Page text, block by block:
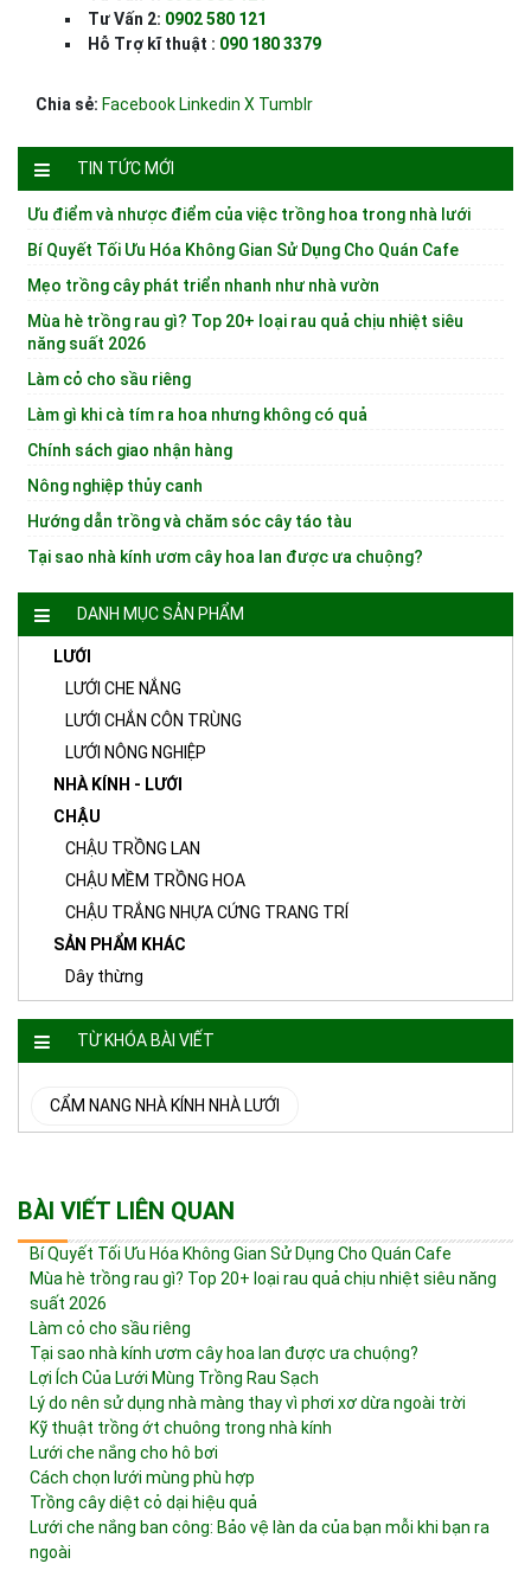
Tư Vấn 2: 0902 580 121
Hỗ Trợ kĩ thuật : 090 180 3379
Chia sẻ: Facebook Linkedin X Tumblr
TIN TỨC MỚI
Ưu điểm và nhược điểm của việc trồng hoa trong nhà lưới
Bí Quyết Tối Ưu Hóa Không Gian Sử Dụng Cho Quán Cafe
Mẹo trồng cây phát triển nhanh như nhà vườn
Mùa hè trồng rau gì? Top 20+ loại rau quả chịu nhiệt siêu
năng suất 2026
Làm cỏ cho sầu riêng
Làm gì khi cà tím ra hoa nhưng không có quả
Chính sách giao nhận hàng
Nông nghiệp thủy canh
Hướng dẫn trồng và chăm sóc cây táo tàu
Tại sao nhà kính ươm cây hoa lan được ưa chuộng?
DANH MỤC SẢN PHẨM
LƯỚI
LƯỚI CHE NẮNG
LƯỚI CHẮN CÔN TRÙNG
LƯỚI NÔNG NGHIỆP
NHÀ KÍNH - LƯỚI
CHẬU
CHẬU TRỒNG LAN
CHẬU MỀM TRỒNG HOA
CHẬU TRẮNG NHỰA CỨNG TRANG TRÍ
SẢN PHẨM KHÁC
Dây thừng
TỪ KHÓA BÀI VIẾT
CẨM NANG NHÀ KÍNH NHÀ LƯỚI
BÀI VIẾT LIÊN QUAN
Bí Quyết Tối Ưu Hóa Không Gian Sử Dụng Cho Quán Cafe
Mùa hè trồng rau gì? Top 20+ loại rau quả chịu nhiệt siêu năng
suất 2026
Làm cỏ cho sầu riêng
Tại sao nhà kính ươm cây hoa lan được ưa chuộng?
Lợi Ích Của Lưới Mùng Trồng Rau Sạch
Lý do nên sử dụng nhà màng thay vì phơi xơ dừa ngoài trời
Kỹ thuật trồng ớt chuông trong nhà kính
Lưới che nắng cho hô bơi
Cách chọn lưới mùng phù hợp
Trồng cây diệt cỏ dại hiệu quả
Lưới che nắng ban công: Bảo vệ làn da của bạn mỗi khi bạn ra
ngoài